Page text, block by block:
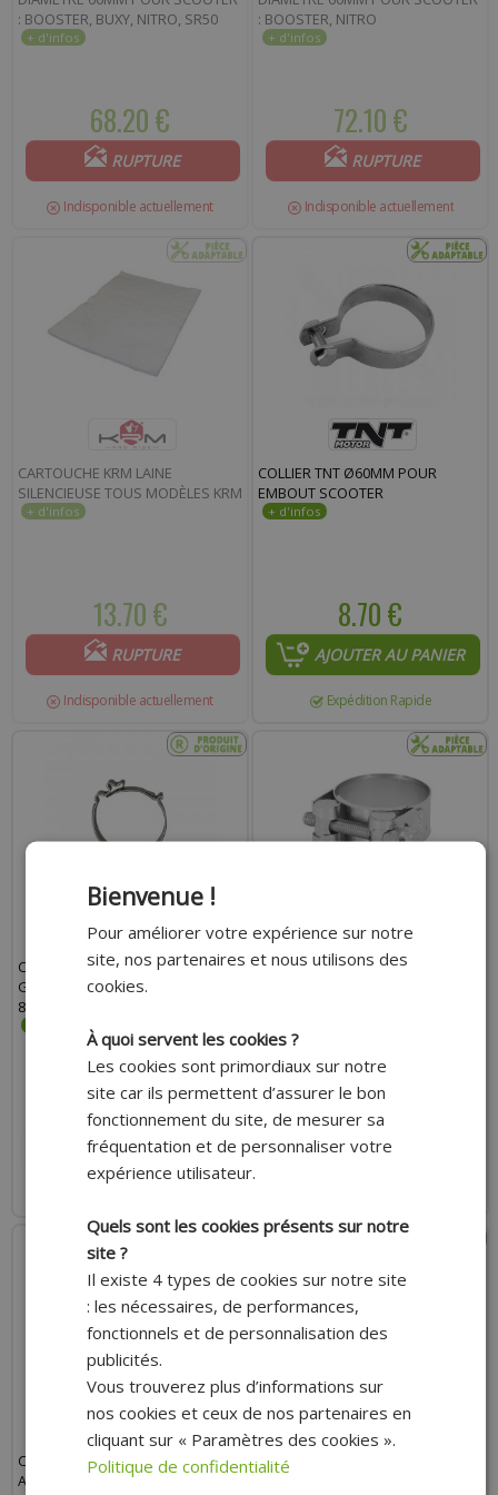
: BOOSTER, BUXY, NITRO, SR50
68.20 €
RUPTURE
Indisponible actuellement
: BOOSTER, NITRO
72.10 €
RUPTURE
Indisponible actuellement
CARTOUCHE KRM LAINE
SILENCIEUSE TOUS MODÈLES KRM
13.70 €
RUPTURE
Indisponible actuellement
COLLIER TNT Ø60MM POUR
EMBOUT SCOOTER
8.70 €
AJOUTER AU PANIER
Expédition Rapide
COLLIER BOITIER RECYCLAGE DES
GAZ PIAGGIO ORIGINE 50CC 2T -
827444
5.20 €
AJOUTER AU PANIER
COLLIER D'ÉCHAPPEMENT
8.40 €
AJOUTER AU PANIER
COLLIER D'ÉCHAPPEMENT
ADAPTABLE DIAMÈTRE 43-47MM
COLLIER D'ÉCHAPPEMENT
Bienvenue !
Pour améliorer votre expérience sur notre
site, nos partenaires et nous utilisons des
cookies.
À quoi servent les cookies ?
Les cookies sont primordiaux sur notre
site car ils permettent d’assurer le bon
fonctionnement du site, de mesurer sa
fréquentation et de personnaliser votre
expérience utilisateur.
Quels sont les cookies présents sur notre
site ?
Il existe 4 types de cookies sur notre site
: les nécessaires, de performances,
fonctionnels et de personnalisation des
publicités.
Vous trouverez plus d’informations sur
nos cookies et ceux de nos partenaires en
cliquant sur « Paramètres des cookies ».
Politique de confidentialité